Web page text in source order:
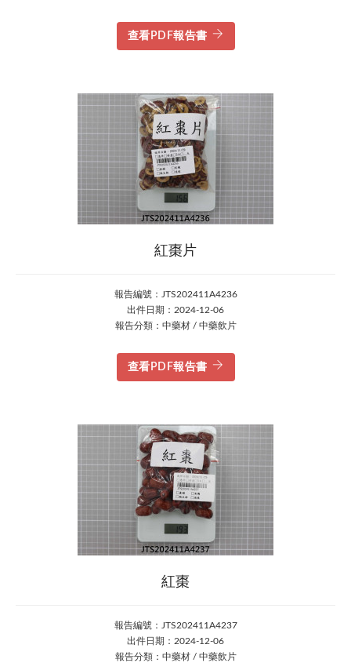
查看PDF報告書
紅棗片
報告編號：JTS202411A4236
出件日期：2024-12-06
報告分類：中藥材 / 中藥飲片
查看PDF報告書
紅棗
報告編號：JTS202411A4237
出件日期：2024-12-06
報告分類：中藥材 / 中藥飲片